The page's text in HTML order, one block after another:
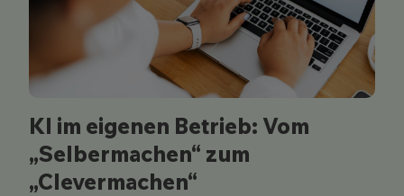
KI im eigenen Betrieb: Vom
„Selbermachen“ zum
„Clevermachen“